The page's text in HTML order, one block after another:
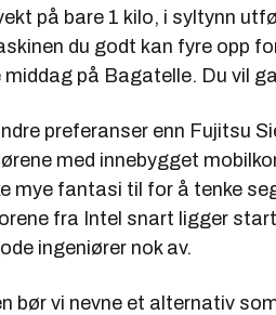
på bare 1 kilo, i syltynn
du godt kan fyre opp
middag på Bagatelle. Du vil
preferanser enn Fujitsu
med innebygget
mye fantasi til for å tenke
fra Intel snart ligger
ingeniører nok av.
bør vi nevne et alternativ